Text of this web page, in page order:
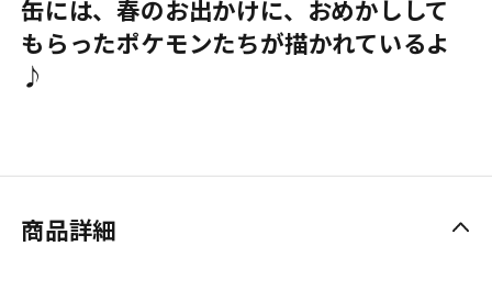
缶には、春のお出かけに、おめかしして
もらったポケモンたちが描かれているよ
♪
商品詳細